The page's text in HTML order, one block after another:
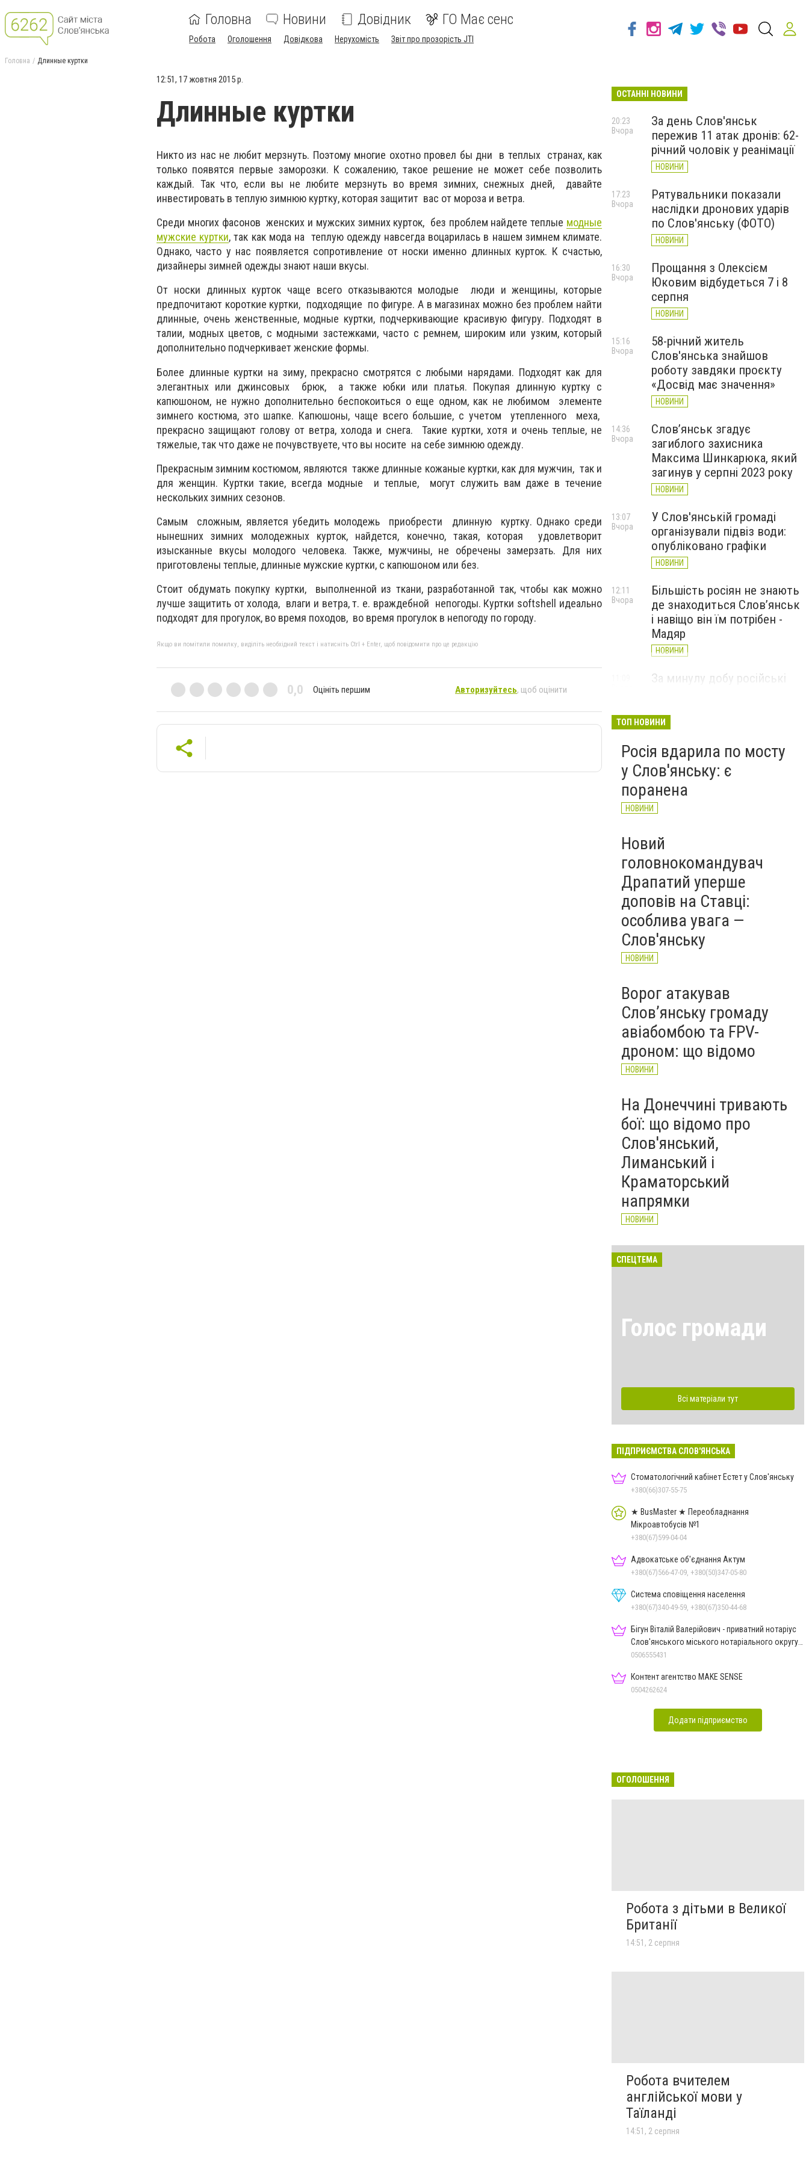
Головна Новини Довідник ГО Має сенс
Робота Оголошення Довідкова Нерухомість Звіт про прозорість JTI
Головна Длинные куртки
12:51, 17 жовтня 2015 р.
Длинные куртки
Никто из нас не любит мерзнуть. Поэтому многие охотно провел бы дни в теплых странах, как
только появятся первые заморозки. К сожалению, такое решение не может себе позволить
каждый. Так что, если вы не любите мерзнуть во время зимних, снежных дней, давайте
инвестировать в теплую зимнюю куртку, которая защитит вас от мороза и ветра.
Среди многих фасонов женских и мужских зимних курток, без проблем найдете теплые модные
мужские куртки, так как мода на теплую одежду навсегда воцарилась в нашем зимнем климате.
Однако, часто у нас появляется сопротивление от носки именно длинных курток. К счастью,
дизайнеры зимней одежды знают наши вкусы.
От носки длинных курток чаще всего отказываются молодые люди и женщины, которые
предпочитают короткие куртки, подходящие по фигуре. А в магазинах можно без проблем найти
длинные, очень женственные, модные куртки, подчеркивающие красивую фигуру. Подходят в
талии, модных цветов, с модными застежками, часто с ремнем, широким или узким, который
дополнительно подчеркивает женские формы.
Более длинные куртки на зиму, прекрасно смотрятся с любыми нарядами. Подходят как для
элегантных или джинсовых брюк, а также юбки или платья. Покупая длинную куртку с
капюшоном, не нужно дополнительно беспокоиться о еще одном, как не любимом элементе
зимнего костюма, это шапке. Капюшоны, чаще всего большие, с учетом утепленного меха,
прекрасно защищают голову от ветра, холода и снега. Такие куртки, хотя и очень теплые, не
тяжелые, так что даже не почувствуете, что вы носите на себе зимнюю одежду.
Прекрасным зимним костюмом, являются также длинные кожаные куртки, как для мужчин, так и
для женщин. Куртки такие, всегда модные и теплые, могут служить вам даже в течение
нескольких зимних сезонов.
Самым сложным, является убедить молодежь приобрести длинную куртку. Однако среди
нынешних зимних молодежных курток, найдется, конечно, такая, которая удовлетворит
изысканные вкусы молодого человека. Также, мужчины, не обречены замерзать. Для них
приготовлены теплые, длинные мужские куртки, с капюшоном или без.
Стоит обдумать покупку куртки, выполненной из ткани, разработанной так, чтобы как можно
лучше защитить от холода, влаги и ветра, т. е. враждебной непогоды. Куртки softshell идеально
подходят для прогулок, во время походов, во время прогулок в непогоду по городу.
Якщо ви помітили помилку, виділіть необхідний текст і натисніть Ctrl + Enter, щоб повідомити про це редакцію
0,0 Оцініть першим Авторизуйтесь, щоб оцінити
ОСТАННІ НОВИНИ
За день Слов'янськ
пережив 11 атак дронів: 62-
річний чоловік у реанімації
НОВИНИ
20:23
Вчора
Рятувальники показали
наслідки дронових ударів
по Слов'янську (ФОТО)
НОВИНИ
17:23
Вчора
Прощання з Олексієм
Юковим відбудеться 7 і 8
серпня
НОВИНИ
16:30
Вчора
58-річний житель
Слов'янська знайшов
роботу завдяки проєкту
«Досвід має значення»
НОВИНИ
15:16
Вчора
Слов’янськ згадує
загиблого захисника
Максима Шинкарюка, який
загинув у серпні 2023 року
НОВИНИ
14:36
Вчора
У Слов'янській громаді
організували підвіз води:
опубліковано графіки
НОВИНИ
13:07
Вчора
Більшість росіян не знають
де знаходиться Слов’янськ
і навіщо він їм потрібен -
Мадяр
НОВИНИ
12:11
Вчора
За минулу добу російські
великої війни: 6 серпня
ТОП НОВИНИ
Росія вдарила по мосту
у Слов'янську: є
поранена
НОВИНИ
Новий
головнокомандувач
Драпатий уперше
доповів на Ставці:
особлива увага —
Слов'янську
НОВИНИ
Ворог атакував
Слов’янську громаду
авіабомбою та FPV-
дроном: що відомо
НОВИНИ
На Донеччині тривають
бої: що відомо про
Слов'янський,
Лиманський і
Краматорський
напрямки
НОВИНИ
СПЕЦТЕМА
Голос громади
Всі матеріали тут
ПІДПРИЄМСТВА СЛОВ'ЯНСЬКА
Стоматологічний кабінет Естет у Слов'янську
+380(66)307-55-75
★ BusMaster ★ Переобладнання
Мікроавтобусів №1
+380(67)599-04-04
Адвокатське об'єднання Актум
+380(67)566-47-09, +380(50)347-05-80
Система сповіщення населення
+380(67)340-49-59, +380(67)350-44-68
Бігун Віталій Валерійович - приватний нотаріус
Слов'янського міського нотаріального округу
Дон.обл.
0506555431
Контент агентство MAKE SENSE
0504262624
Додати підприємство
ОГОЛОШЕННЯ
Робота з дітьми в Великої
Британії
14:51, 2 серпня
Робота вчителем
англійської мови у
Таїланді
14:51, 2 серпня